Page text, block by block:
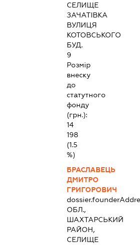
СЕЛИЩЕ
ЗАЧАТІВКА
ВУЛИЦЯ
КОТОВСЬКОГО
БУД.
9
Розмір
внеску
до
статутного
фонду
(грн.):
14
198
(1.5
%)
БРАСЛАВЕЦЬ
ДМИТРО
ГРИГОРОВИЧ
ОБЛ.,
ШАХТАРСЬКИЙ
РАЙОН,
СЕЛИЩЕ